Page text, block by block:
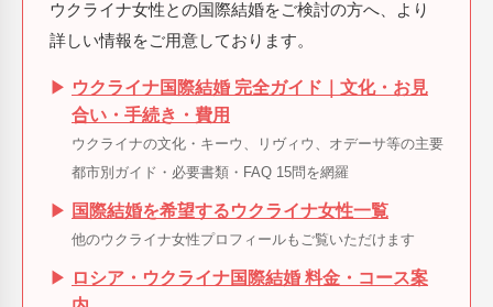
ウクライナ女性との国際結婚をご検討の方へ、より
詳しい情報をご用意しております。
▶ ウクライナ国際結婚 完全ガイド｜文化・お見
合い・手続き・費用
ウクライナの文化・キーウ、リヴィウ、オデーサ等の主要
都市別ガイド・必要書類・FAQ 15問を網羅
▶ 国際結婚を希望するウクライナ女性一覧
他のウクライナ女性プロフィールもご覧いただけます
▶ ロシア・ウクライナ国際結婚 料金・コース案